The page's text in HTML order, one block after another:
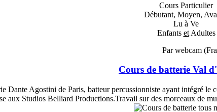
Cours Particulier
Débutant, Moyen,
Lu à Ve
Enfants etAdultes
Par webcam
Cours de batterie Val
Dante Agostini de Paris, batteur percussionniste ayant intégré le
aux Studios Belliard Productions.Travail sur des morceaux de